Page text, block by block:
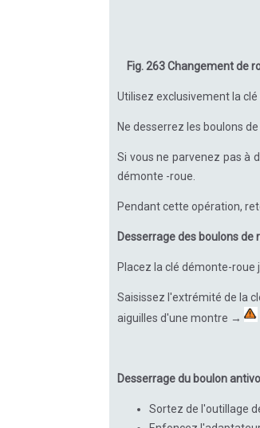
Fig. 263 Changement de
Utilisez exclusivement la
Ne desserrez les boulons
Si vous ne parvenez pas à
démonte -roue.
Pendant cette opération,
Desserrage des boulons de
Placez la clé démonte-roue
Saisissez l'extrémité de la
aiguilles d'une montre →
Desserrage du boulon
Sortez de l'outillage